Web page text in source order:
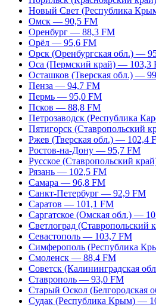
Новый Свет (Республика
Омск — 90,5 FM
Оренбург — 88,3 FM
Орёл — 95,6 FM
Орск (Оренбургская обл.) —
Оса (Пермский край) — 103,3
Осташков (Тверская обл.) —
Пенза — 94,7 FM
Пермь — 95,0 FM
Псков — 88,8 FM
Петрозаводск (Республика
Пятигорск (Ставропольский
Ржев (Тверская обл.) — 102,4
Ростов-на-Дону — 95,7 FM
Русское (Ставропольский
Рязань — 102,5 FM
Самара — 96,8 FM
Санкт-Петербург — 92,9 FM
Саратов — 101,1 FM
Саргатское (Омская обл.) —
Светлоград (Ставропольский
Севастополь — 103,7 FM
Симферополь (Республика
Смоленск — 88,4 FM
Советск (Калининградская
Ставрополь — 93,0 FM
Старый Оскол (Белгородская
Судак (Республика Крым) —